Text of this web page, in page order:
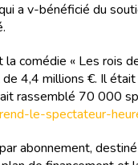
a v-bénéficié du
comédie « Les rois
4,4 millions €. Il
rassemblé 70 000
le-spectateur-
abonnement,